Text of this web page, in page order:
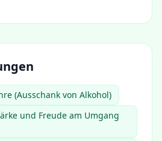
(Ausschank von Alkohol)
und Freude am Umgang